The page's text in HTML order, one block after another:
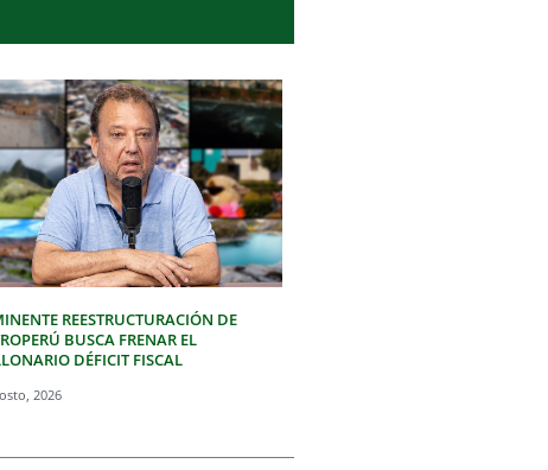
REESTRUCTURACIÓN DE
BUSCA FRENAR EL
DÉFICIT FISCAL
2026